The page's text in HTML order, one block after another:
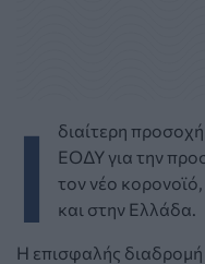
Ι
διαίτερη
ΕΟΔΥ για την
τον νέο
και στην Ελλάδα.
Η επισφαλής διαδρομή